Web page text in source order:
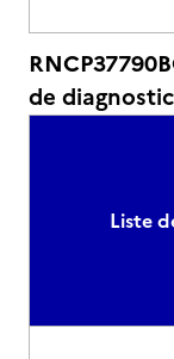
de
Liste